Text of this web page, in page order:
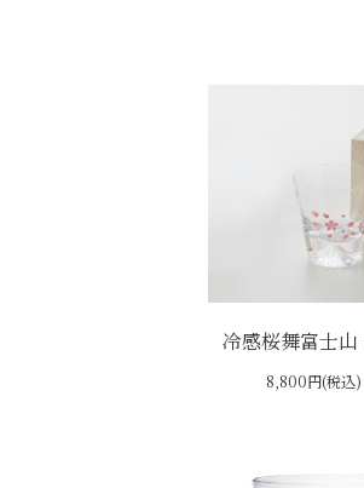
冷感桜舞富士山
8,800円(税込)